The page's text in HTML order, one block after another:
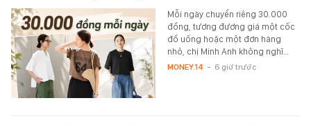
Mỗi ngày chuyển riêng 30.000
đồng, tương đương giá một cốc
đồ uống hoặc một đơn hàng
nhỏ, chị Minh Anh không nghĩ…
MONEY.14 - 6 giờ trước